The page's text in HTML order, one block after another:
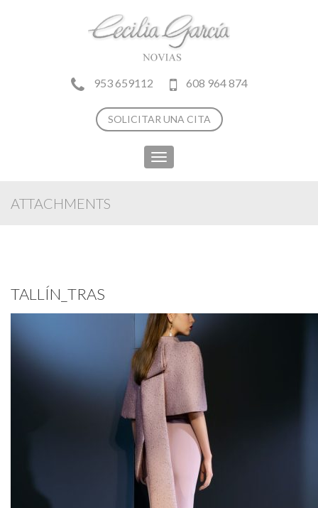
953 659112 608 964 874
SOLICITAR UNA CITA
Toggle
navigation
ATTACHMENTS
TALLÍN_TRAS